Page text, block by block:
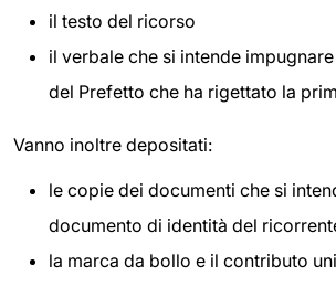
il testo del ricorso
il verbale che si intende
del Prefetto che ha rigettato la
Vanno inoltre depositati:
le copie dei documenti che si
documento di identità del
la marca da bollo e il contributo